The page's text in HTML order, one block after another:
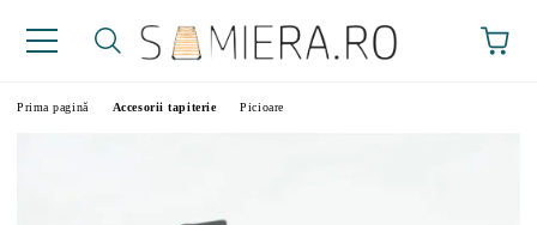
Prima pagină Accesorii tapiterie Picioare